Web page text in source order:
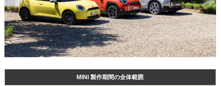
MINI 製作期間の全体範囲